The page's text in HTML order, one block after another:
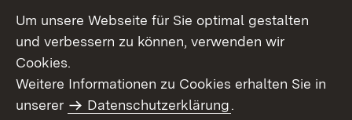
Um unsere Webseite für Sie optimal gestalten
und verbessern zu können, verwenden wir
Cookies.
Weitere Informationen zu Cookies erhalten Sie in
unserer
Datenschutzerklärung.